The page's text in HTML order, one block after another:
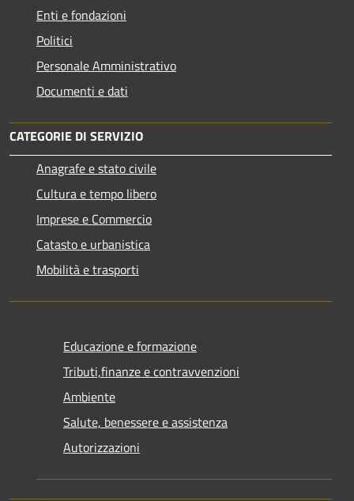
Enti e fondazioni
Politici
Personale Amministrativo
Documenti e dati
CATEGORIE DI SERVIZIO
Anagrafe e stato civile
Cultura e tempo libero
Imprese e Commercio
Catasto e urbanistica
Mobilità e trasporti
Educazione e formazione
Tributi,finanze e contravvenzioni
Ambiente
Salute, benessere e assistenza
Autorizzazioni